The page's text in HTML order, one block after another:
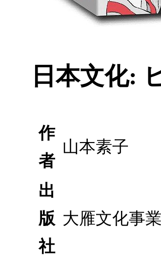
日本文化:
作
者
山本素子
出
版
社
大雁文化事